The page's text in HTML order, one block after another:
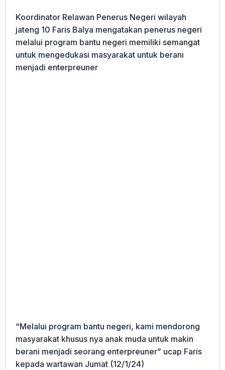
Koordinator Relawan Penerus Negeri wilayah
jateng 10 Faris Balya mengatakan penerus negeri
melalui program bantu negeri memiliki semangat
untuk mengedukasi masyarakat untuk berani
menjadi enterpreuner
“Melalui program bantu negeri, kami mendorong
masyarakat khusus nya anak muda untuk makin
berani menjadi seorang enterpreuner” ucap Faris
kepada wartawan Jumat (12/1/24)